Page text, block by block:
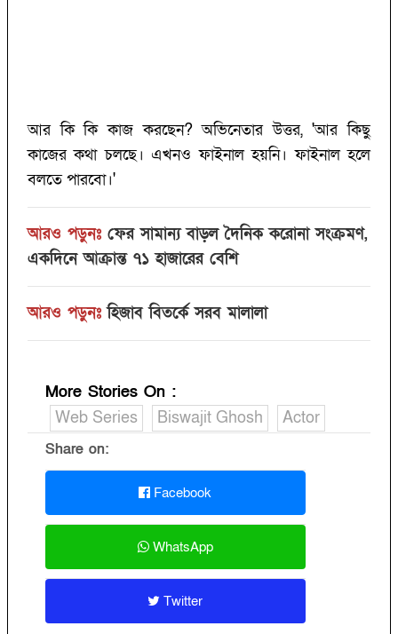
আর কি কি কাজ করছেন? অভিনেতার উত্তর, 'আর কিছু
কাজের কথা চলছে। এখনও ফাইনাল হয়নি। ফাইনাল হলে
বলতে পারবো।'
আরও পড়ুনঃ ফের সামান্য বাড়ল দৈনিক করোনা সংক্রমণ,
একদিনে আক্রান্ত ৭১ হাজারের বেশি
আরও পড়ুনঃ হিজাব বিতর্কে সরব মালালা
More Stories On :
Web Series
Biswajit Ghosh Actor
Share on:
Facebook
WhatsApp
Twitter